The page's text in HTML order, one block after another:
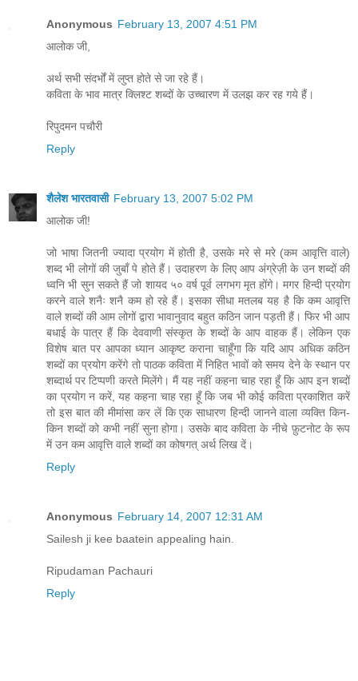
Anonymous February 13, 2007 4:51 PM
आलोक जी,
अर्थ सभी संदर्भों में लुप्त होते से जा रहे हैं।
कविता के भाव मात्र क्लिश्ट शब्दों के उच्चारण में उलझ कर रह गये हैं।
रिपुदमन पचौरी
Reply
शैलेश भारतवासी February 13, 2007 5:02 PM
आलोक जी!
जो भाषा जितनी ज्यादा प्रयोग में होती है, उसके मरे से मरे (कम आवृत्ति वाले)
शब्द भी लोगों की जुबाँ पे होते हैं। उदाहरण के लिए आप अंग्रेज़ी के उन शब्दों की
ध्वनि भी सुन सकते हैं जो शायद ५० वर्ष पूर्व लगभग मृत होंगे। मगर हिन्दी प्रयोग
करने वाले शनैः शनै कम हो रहे हैं। इसका सीधा मतलब यह है कि कम आवृत्ति
वाले शब्दों की आम लोगों द्वारा भावानुवाद बहुत कठिन जान पड़ती हैं। फिर भी आप
बधाई के पात्र हैं कि देववाणी संस्कृत के शब्दों के आप वाहक हैं। लेकिन एक
विशेष बात पर आपका ध्यान आकृष्ट कराना चाहूँगा कि यदि आप अधिक कठिन
शब्दों का प्रयोग करेंगे तो पाठक कविता में निहित भावों को समय देने के स्थान पर
शब्दार्थ पर टिप्पणी करते मिलेंगे। मैं यह नहीं कहना चाह रहा हूँ कि आप इन शब्दों
का प्रयोग न करें, यह कहना चाह रहा हूँ कि जब भी कोई कविता प्रकाशित करें
तो इस बात की मीमांसा कर लें कि एक साधारण हिन्दी जानने वाला व्यक्ति किन-
किन शब्दों को कभी नहीं सुना होगा। उसके बाद कविता के नीचे फ़ुटनोट के रूप
में उन कम आवृत्ति वाले शब्दों का कोषगत् अर्थ लिख दें।
Reply
Anonymous February 14, 2007 12:31 AM
Sailesh ji kee baatein appealing hain.
Ripudaman Pachauri
Reply